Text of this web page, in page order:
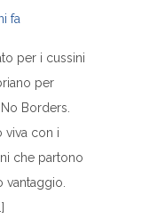
fa
per i cussini
per
Borders.
viva con i
che partono